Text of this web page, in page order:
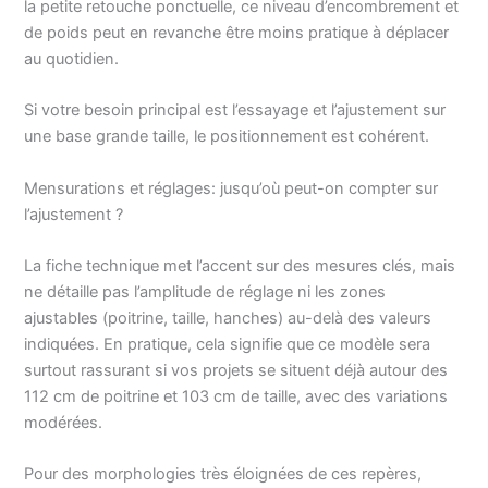
la petite retouche ponctuelle, ce niveau d’encombrement et
de poids peut en revanche être moins pratique à déplacer
au quotidien.
Si votre besoin principal est l’essayage et l’ajustement sur
une base grande taille, le positionnement est cohérent.
Mensurations et réglages: jusqu’où peut-on compter sur
l’ajustement ?
La fiche technique met l’accent sur des mesures clés, mais
ne détaille pas l’amplitude de réglage ni les zones
ajustables (poitrine, taille, hanches) au-delà des valeurs
indiquées. En pratique, cela signifie que ce modèle sera
surtout rassurant si vos projets se situent déjà autour des
112 cm de poitrine et 103 cm de taille, avec des variations
modérées.
Pour des morphologies très éloignées de ces repères,